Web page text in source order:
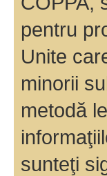
pentru
Unite
minorii
metodă
sunteţi